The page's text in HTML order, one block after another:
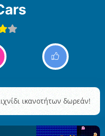
ικανοτήτων δωρεάν!